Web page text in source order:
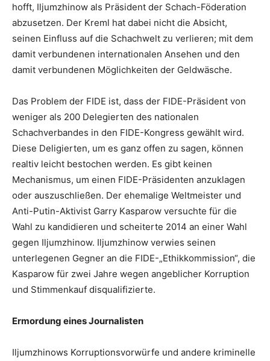
hofft, Iljumzhinow als Präsident der Schach-Föderation
abzusetzen. Der Kreml hat dabei nicht die Absicht,
seinen Einfluss auf die Schachwelt zu verlieren; mit dem
damit verbundenen internationalen Ansehen und den
damit verbundenen Möglichkeiten der Geldwäsche.
Das Problem der FIDE ist, dass der FIDE-Präsident von
weniger als 200 Delegierten des nationalen
Schachverbandes in den FIDE-Kongress gewählt wird.
Diese Deligierten, um es ganz offen zu sagen, können
realtiv leicht bestochen werden. Es gibt keinen
Mechanismus, um einen FIDE-Präsidenten anzuklagen
oder auszuschließen. Der ehemalige Weltmeister und
Anti-Putin-Aktivist Garry Kasparow versuchte für die
Wahl zu kandidieren und scheiterte 2014 an einer Wahl
gegen Iljumzhinow. Iljumzhinow verwies seinen
unterlegenen Gegner an die FIDE-„Ethikkommission“, die
Kasparow für zwei Jahre wegen angeblicher Korruption
und Stimmenkauf disqualifizierte.
Ermordung eines Journalisten
Iljumzhinows Korruptionsvorwürfe und andere kriminelle